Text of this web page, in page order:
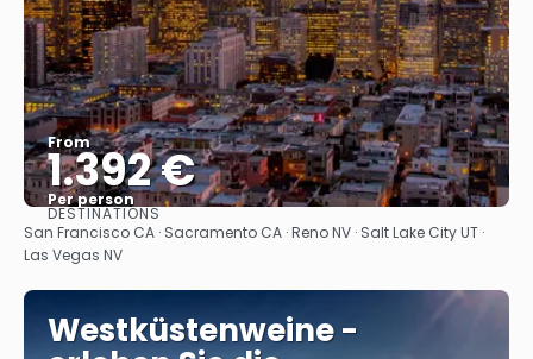
From
1.392 €
Per person
See
DESTINATIONS
San Francisco CA · Sacramento CA · Reno NV · Salt Lake City UT ·
Las Vegas NV
Westküstenweine -